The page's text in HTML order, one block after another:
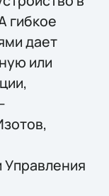
гибкое
дает
или
Управления